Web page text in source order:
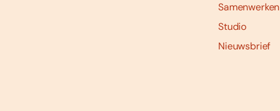
Samenwerken
Studio
Nieuwsbrief